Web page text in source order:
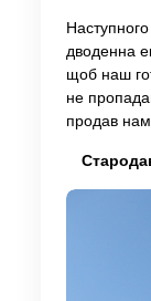
дводенна
щоб наш
не
продав нам